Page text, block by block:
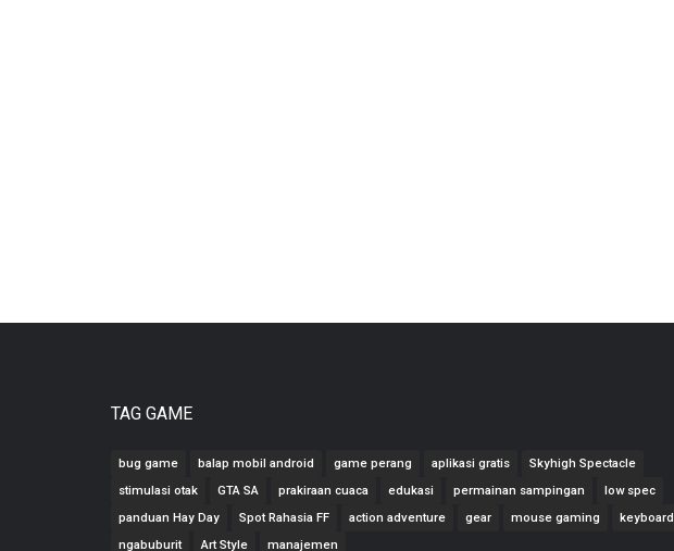
TAG GAME
bug game balap mobil android game perang aplikasi gratis
Skyhigh Spectacle
stimulasi otak
GTA SA prakiraan cuaca edukasi permainan sampingan
low spec
panduan Hay Day
Spot Rahasia FF action adventure gear mouse gaming
keyboard
ngabuburit
Art Style manajemen